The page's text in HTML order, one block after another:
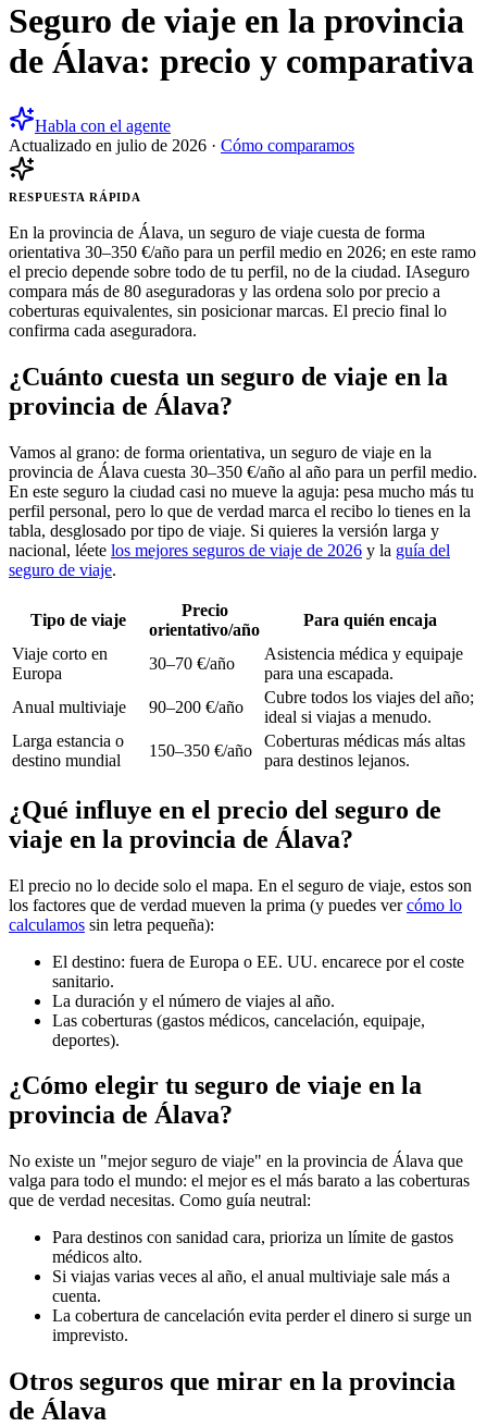
Seguro de viaje en la provincia
de Álava: precio y comparativa
Habla con el agente
Actualizado en julio de 2026 · Cómo comparamos
RESPUESTA RÁPIDA
En la provincia de Álava, un seguro de viaje cuesta de forma
orientativa 30–350 €/año para un perfil medio en 2026; en este ramo
el precio depende sobre todo de tu perfil, no de la ciudad. IAseguro
compara más de 80 aseguradoras y las ordena solo por precio a
coberturas equivalentes, sin posicionar marcas. El precio final lo
confirma cada aseguradora.
¿Cuánto cuesta un seguro de viaje en la
provincia de Álava?
Vamos al grano: de forma orientativa, un seguro de viaje en la
provincia de Álava cuesta 30–350 €/año al año para un perfil medio.
En este seguro la ciudad casi no mueve la aguja: pesa mucho más tu
perfil personal, pero lo que de verdad marca el recibo lo tienes en la
tabla, desglosado por tipo de viaje. Si quieres la versión larga y
nacional, léete los mejores seguros de viaje de 2026 y la guía del
seguro de viaje.
Tipo de viaje
Precio
orientativo/año
Para quién encaja
Viaje corto en
Europa
30–70 €/año
Asistencia médica y equipaje
para una escapada.
Anual multiviaje
90–200 €/año
Cubre todos los viajes del año;
ideal si viajas a menudo.
Larga estancia o
destino mundial
150–350 €/año
Coberturas médicas más altas
para destinos lejanos.
¿Qué influye en el precio del seguro de
viaje en la provincia de Álava?
El precio no lo decide solo el mapa. En el seguro de viaje, estos son
los factores que de verdad mueven la prima (y puedes vercómo lo
calculamos sin letra pequeña):
El destino: fuera de Europa o EE. UU. encarece por el coste
sanitario.
La duración y el número de viajes al año.
Las coberturas (gastos médicos, cancelación, equipaje,
deportes).
¿Cómo elegir tu seguro de viaje en la
provincia de Álava?
No existe un "mejor seguro de viaje" en la provincia de Álava que
valga para todo el mundo: el mejor es el más barato a las coberturas
que de verdad necesitas. Como guía neutral:
Para destinos con sanidad cara, prioriza un límite de gastos
médicos alto.
Si viajas varias veces al año, el anual multiviaje sale más a
cuenta.
La cobertura de cancelación evita perder el dinero si surge un
imprevisto.
Otros seguros que mirar en la provincia
de Álava